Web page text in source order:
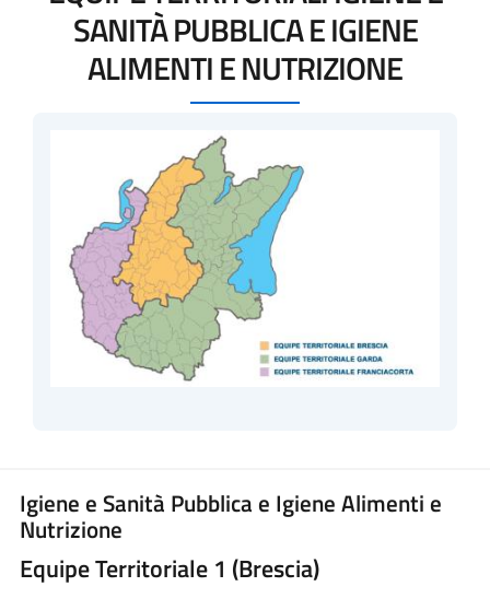
SANITÀ PUBBLICA E IGIENE
ALIMENTI E NUTRIZIONE
Igiene e Sanità Pubblica e Igiene Alimenti e
Nutrizione
Equipe Territoriale 1 (Brescia)